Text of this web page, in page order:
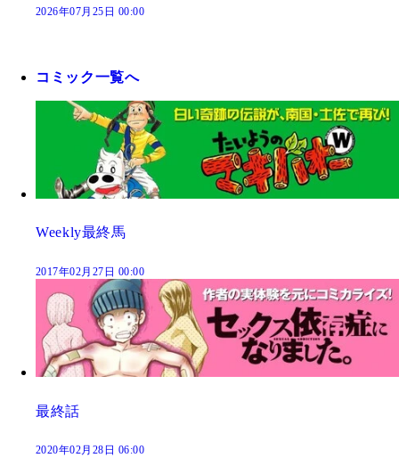
2026年07月25日 00:00
コミック一覧へ
Weekly最終馬
2017年02月27日 00:00
最終話
2020年02月28日 06:00